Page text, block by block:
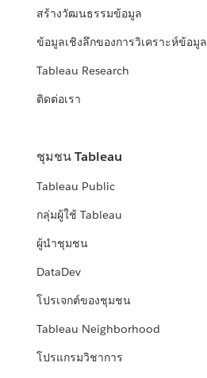
สร้างวัฒนธรรมข้อมูล
ข้อมูลเชิงลึกของการวิเคราะห์ข้อมูล
Tableau Research
ติดต่อเรา
ชุมชน Tableau
Tableau Public
กลุ่มผู้ใช้ Tableau
ผู้นำชุมชน
DataDev
โปรเจกต์ของชุมชน
Tableau Neighborhood
โปรแกรมวิชาการ